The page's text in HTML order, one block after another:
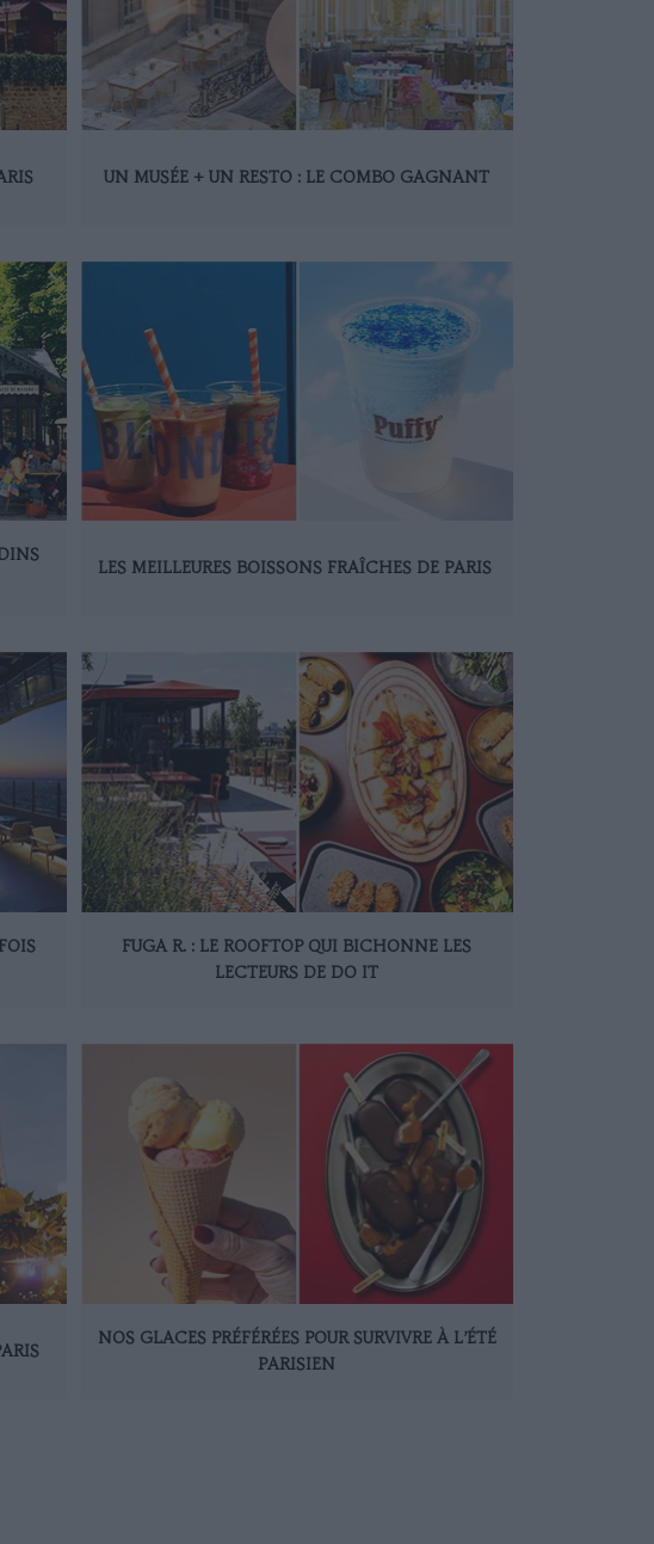
UN MUSÉE + UN RESTO : LE COMBO GAGNANT
LES MEILLEURES BOISSONS FRAÎCHES DE PARIS
FUGA R. : LE ROOFTOP QUI BICHONNE LES
LECTEURS DE DO IT
NOS GLACES PRÉFÉRÉES POUR SURVIVRE À L’ÉTÉ
PARISIEN